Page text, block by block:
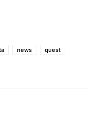
news
quest